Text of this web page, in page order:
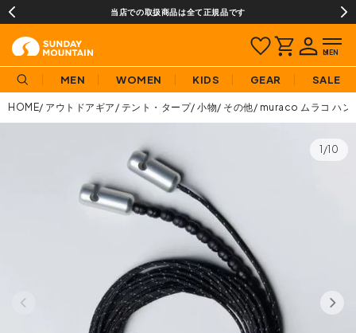
当店での取扱商品は全て正規品です
MEN WOMEN KIDS GEAR SALE
HOME アウトドアギア テント・タープ 小物 その他 muraco ムラコ ハン
1/10